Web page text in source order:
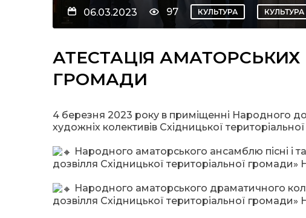
06.03.2023 97 КУЛЬТУРА КУЛЬТУРА
АТЕСТАЦІЯ АМАТОРСЬКИХ
ГРОМАДИ
4 березня 2023 року в приміщенні Народного
художніх колективів Східницької
Народного аматорського ансамблю пісні і
дозвілля Східницької територіальної
Народного аматорського драматичного
дозвілля Східницької територіальної